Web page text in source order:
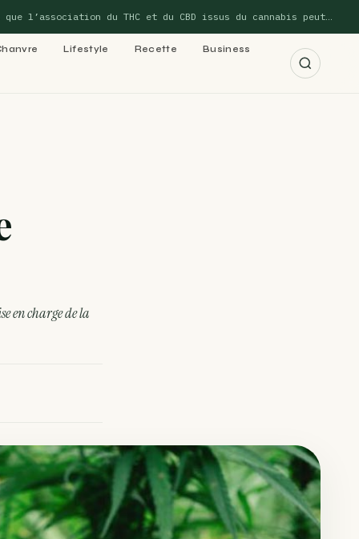
du THC et du CBD issus du cannabis peut…
Lifestyle Recette Business
: le
en charge de la